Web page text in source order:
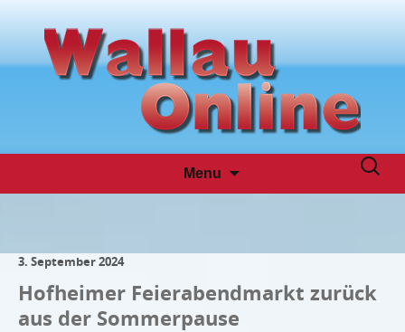
Menu
Suchen
3. September 2024
Hofheimer Feierabendmarkt zurück
aus der Sommerpause